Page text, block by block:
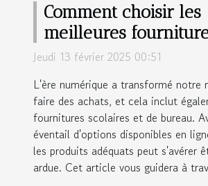
Comment choisir les
meilleures
scolaires et de
Jeudi 13 février 2025 00:51
L'ère numérique a transformé notre
faire des achats, et cela inclut
fournitures scolaires et de bureau.
éventail d'options disponibles en
les produits adéquats peut s'avérer
ardue. Cet article vous guidera à